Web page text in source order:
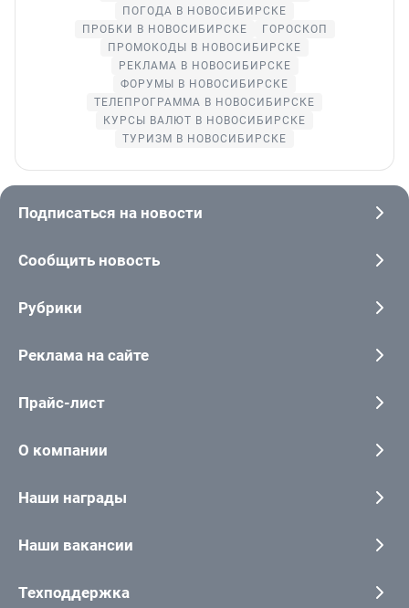
ПОГОДА В НОВОСИБИРСКЕ
ПРОБКИ В НОВОСИБИРСКЕ
ГОРОСКОП
ПРОМОКОДЫ В НОВОСИБИРСКЕ
РЕКЛАМА В НОВОСИБИРСКЕ
ФОРУМЫ В НОВОСИБИРСКЕ
ТЕЛЕПРОГРАММА В НОВОСИБИРСКЕ
КУРСЫ ВАЛЮТ В НОВОСИБИРСКЕ
ТУРИЗМ В НОВОСИБИРСКЕ
Подписаться на новости
Сообщить новость
Рубрики
Реклама на сайте
Прайс-лист
О компании
Наши награды
Наши вакансии
Техподдержка